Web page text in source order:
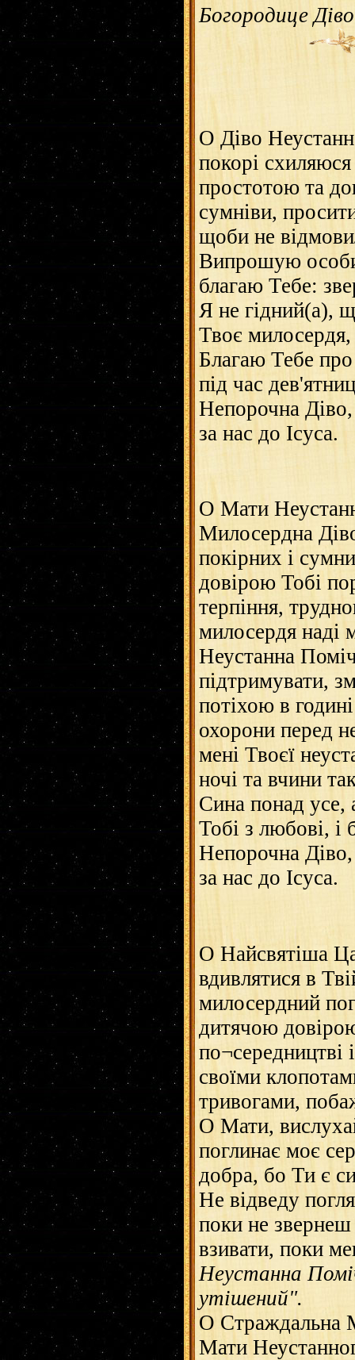
Богородице
О Діво
покорі
простотою та
сумніви,
щоби не
Випрошую
благаю Тебе:
Я не гідний(а),
Твоє
Благаю Тебе про
під час
Непорочна
за нас до Ісуса.
О Мати
Милосердна
покірних і
довірою Тобі
терпіння,
милосердя наді
Неустанна
підтримувати,
потіхою в
охорони перед
мені Твоєї
ночі та вчини
Сина понад усе,
Тобі з любові, і
Непорочна
за нас до Ісуса.
О Найсвятіша
вдивлятися в
милосердний
дитячою
по¬середництві
своїми
тривогами,
О Мати,
поглинає моє
добра, бо Ти є
Не відведу
поки не
взивати, поки
Неустанна
утішений".
О Страждальна
Мати